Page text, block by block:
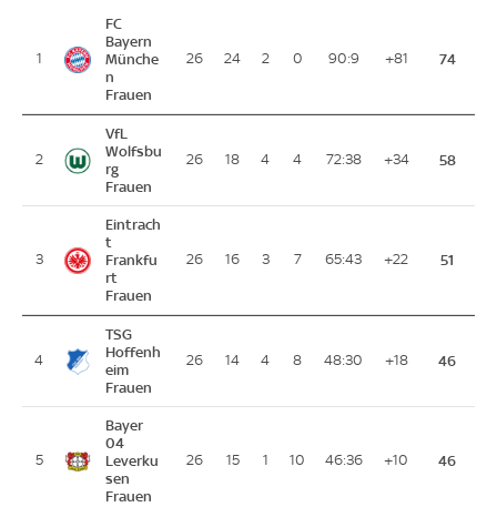
1
FC
Bayern
Münche
n
Frauen
26 24 2 0 90:9 +81 74
2
VfL
Wolfsbu
rg
Frauen
26 18 4 4 72:38 +34 58
3
Eintrach
t
Frankfu
rt
Frauen
26 16 3 7 65:43 +22 51
4
TSG
Hoffenh
eim
Frauen
26 14 4 8 48:30 +18 46
5
Bayer
04
Leverku
sen
Frauen
26 15 1 10 46:36 +10 46